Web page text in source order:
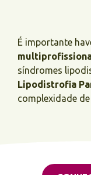
É importante
síndromes
Lipodistrofia
complexidade